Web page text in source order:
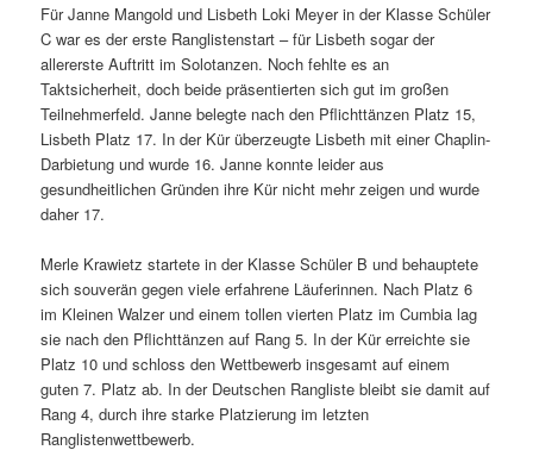
Für Janne Mangold und Lisbeth Loki Meyer in der Klasse Schüler
C war es der erste Ranglistenstart – für Lisbeth sogar der
allererste Auftritt im Solotanzen. Noch fehlte es an
Taktsicherheit, doch beide präsentierten sich gut im großen
Teilnehmerfeld. Janne belegte nach den Pflichttänzen Platz 15,
Lisbeth Platz 17. In der Kür überzeugte Lisbeth mit einer Chaplin-
Darbietung und wurde 16. Janne konnte leider aus
gesundheitlichen Gründen ihre Kür nicht mehr zeigen und wurde
daher 17.
Merle Krawietz startete in der Klasse Schüler B und behauptete
sich souverän gegen viele erfahrene Läuferinnen. Nach Platz 6
im Kleinen Walzer und einem tollen vierten Platz im Cumbia lag
sie nach den Pflichttänzen auf Rang 5. In der Kür erreichte sie
Platz 10 und schloss den Wettbewerb insgesamt auf einem
guten 7. Platz ab. In der Deutschen Rangliste bleibt sie damit auf
Rang 4, durch ihre starke Platzierung im letzten
Ranglistenwettbewerb.